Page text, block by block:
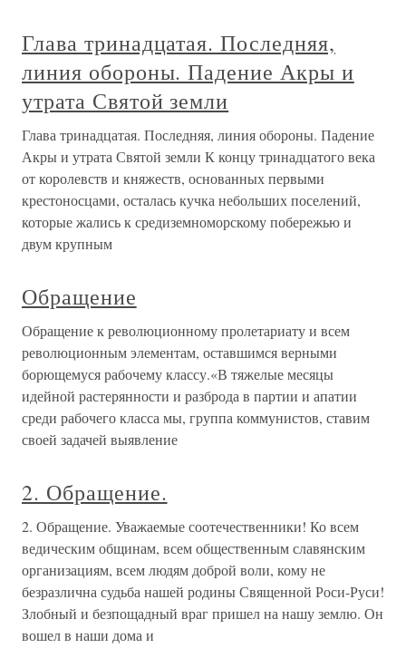
Глава тринадцатая. Последняя,
линия обороны. Падение Акры и
утрата Святой земли
Глава тринадцатая. Последняя, линия обороны. Падение
Акры и утрата Святой земли К концу тринадцатого века
от королевств и княжеств, основанных первыми
крестоносцами, осталась кучка небольших поселений,
которые жались к средиземноморскому побережью и
двум крупным
Обращение
Обращение к революционному пролетариату и всем
революционным элементам, оставшимся верными
борющемуся рабочему классу.«В тяжелые месяцы
идейной растерянности и разброда в партии и апатии
среди рабочего класса мы, группа коммунистов, ставим
своей задачей выявление
2. Обращение.
2. Обращение. Уважаемые соотечественники! Ко всем
ведическим общинам, всем общественным славянским
организациям, всем людям доброй воли, кому не
безразлична судьба нашей родины Священной Роси-Руси!
Злобный и безпощадный враг пришел на нашу землю. Он
вошел в наши дома и